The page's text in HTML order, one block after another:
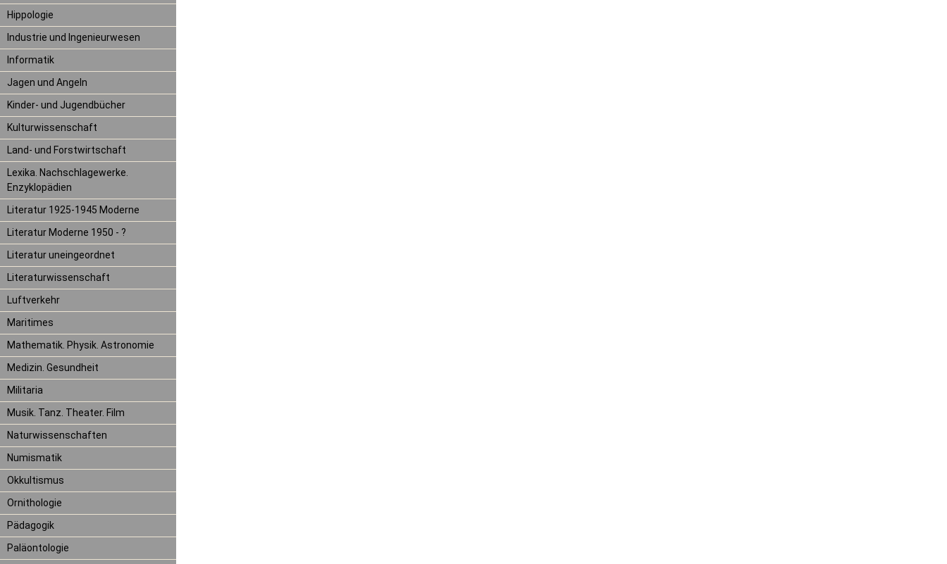
Hippologie
Industrie und Ingenieurwesen
Informatik
Jagen und Angeln
Kinder- und Jugendbücher
Kulturwissenschaft
Land- und Forstwirtschaft
Lexika. Nachschlagewerke.
Enzyklopädien
Literatur 1925-1945 Moderne
Literatur Moderne 1950 - ?
Literatur uneingeordnet
Literaturwissenschaft
Luftverkehr
Maritimes
Mathematik. Physik. Astronomie
Medizin. Gesundheit
Militaria
Musik. Tanz. Theater. Film
Naturwissenschaften
Numismatik
Okkultismus
Ornithologie
Pädagogik
Paläontologie